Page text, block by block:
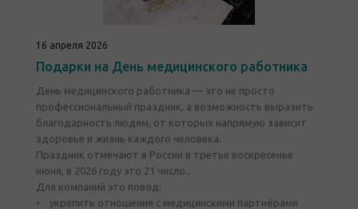
16 апреля 2026
Подарки на День медицинского работника
День медицинского работника — это не просто
профессиональный праздник, а возможность выразить
благодарность людям, от которых напрямую зависит
здоровье и жизнь каждого человека.
Праздник отмечают в России в третье воскресенье
июня, в 2026 году это 21 число..
Для компаний это повод:
• укрепить отношения с медицинскими партнёрами